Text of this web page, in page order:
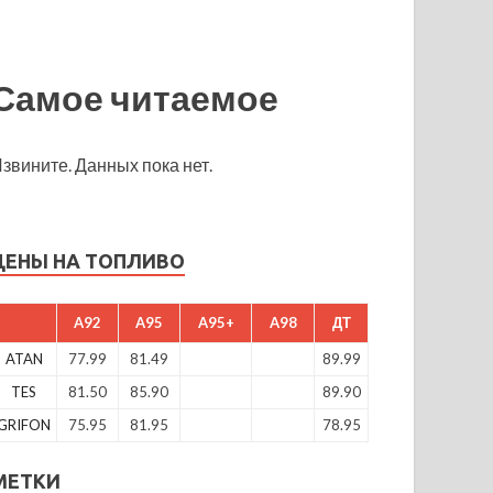
читаемое
Данных пока нет.
НА ТОПЛИВО
A92 A95 A95+ A98 ДТ
ATAN 77.99 81.49
89.99
TES
81.50 85.90
89.90
75.95 81.95 78.95